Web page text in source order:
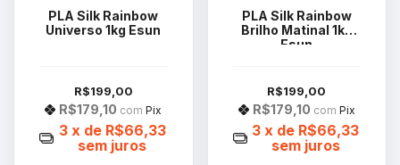
PLA Silk Rainbow
Universo 1kg Esun
R$199,00
R$179,10 com Pix
3 x de R$66,33
sem juros
PLA Silk Rainbow
Brilho Matinal 1kg
Esun
R$199,00
R$179,10 com Pix
3 x de R$66,33
sem juros